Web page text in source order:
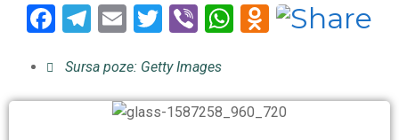
Facebook
Telegram
EmailTwitter
ViberWhatsApp
Sursa poze: Getty Images